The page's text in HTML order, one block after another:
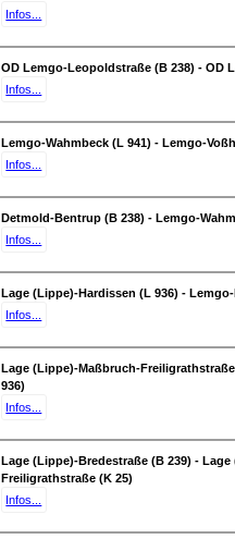
Infos...
OD Lemgo-Leopoldstraße (B 238) - OD
Infos...
Lemgo-Wahmbeck (L 941) - Lemgo-
Infos...
Detmold-Bentrup (B 238) - Lemgo-
Infos...
Lage (Lippe)-Hardissen (L 936) -
Infos...
Lage (Lippe)-Maßbruch-
936)
Infos...
Lage (Lippe)-Bredestraße (B 239) -
Freiligrathstraße (K 25)
Infos...